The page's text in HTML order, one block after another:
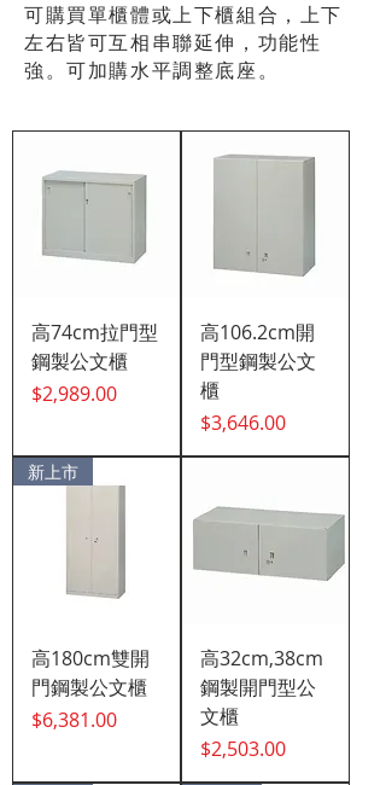
可購買單櫃體或上下櫃組合，上下
左右皆可互相串聯延伸，功能性
強。可加購水平調整底座。
高74cm拉門型
鋼製公文櫃
價格
$2,989.00
高106.2cm開
門型鋼製公文
櫃
價格
$3,646.00
新上市
高180cm雙開
門鋼製公文櫃
價格
$6,381.00
高32cm,38cm
鋼製開門型公
文櫃
價格
$2,503.00